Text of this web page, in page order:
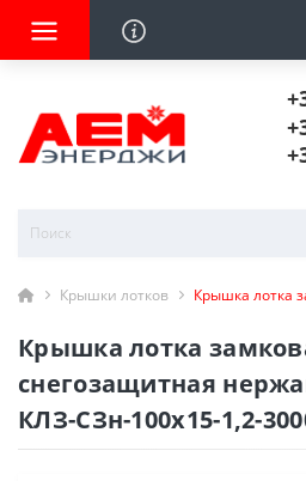
Крышки лотков Крышка лотка
Крышка лотка
снегозащитная
КЛЗ-СЗн-100х15-1,2-